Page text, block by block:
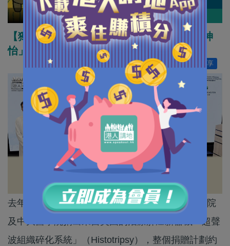
屈穎妍 作者其他博評
【獨家文章】首富的「不可思議」與「心曠神
怡」
分享
讚好 45
去年8月，香港首富李嘉誠粉墨登場，向港大醫學院
及中大醫學院捐出來自美國的治療肝癌新器械「超聲
波組織碎化系統」（Histotripsy），整個捐贈計劃約